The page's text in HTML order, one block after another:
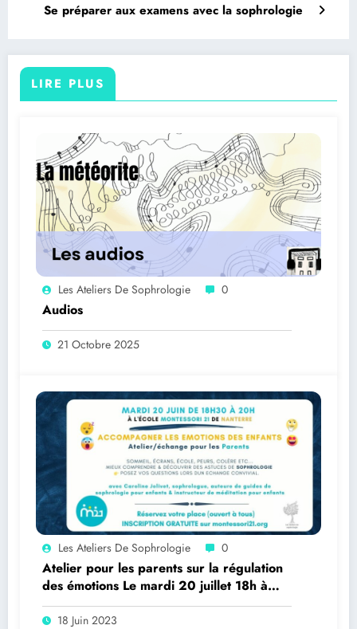
Se préparer aux examens avec la sophrologie
LIRE PLUS
Les Ateliers De Sophrologie 0
Audios
21 Octobre 2025
Les Ateliers De Sophrologie 0
Atelier pour les parents sur la régulation
des émotions Le mardi 20 juillet 18h à
Nanterre
18 Juin 2023